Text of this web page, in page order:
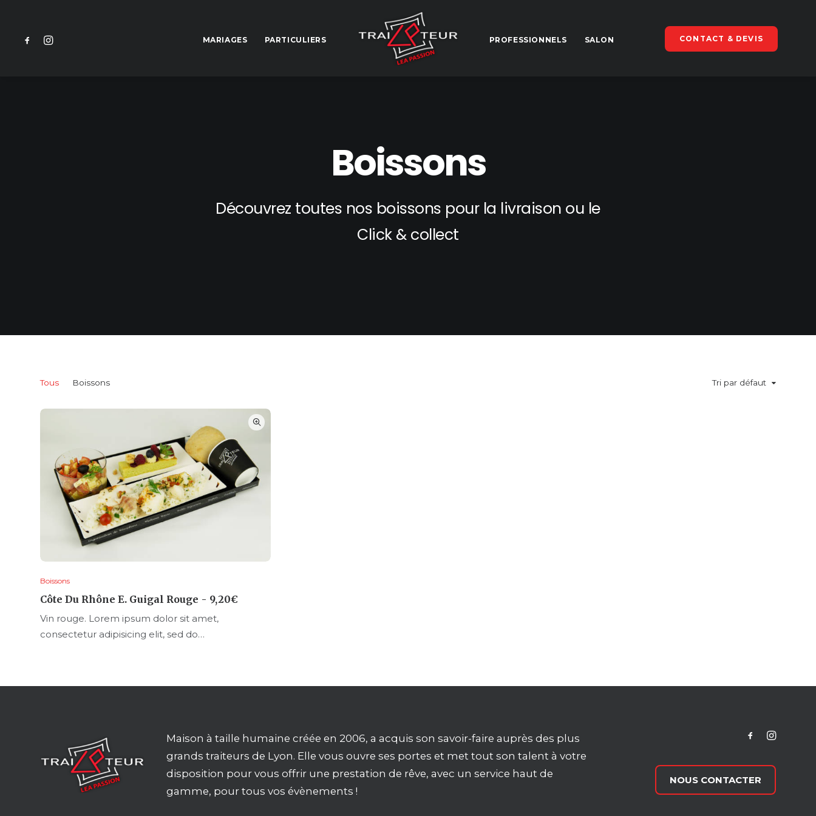
CONTACT & DEVIS
MARIAGES PARTICULIERS PROFESSIONNELS SALON
Boissons
Découvrez toutes nos boissons pour la livraison ou le
Click & collect
Tous Boissons Tri par défaut
Boissons
Côte Du Rhône E. Guigal Rouge 9,20€
Vin rouge. Lorem ipsum dolor sit amet,
consectetur adipisicing elit, sed do…
Maison à taille humaine créée en 2006, a acquis son savoir-faire auprès des plus
grands traiteurs de Lyon. Elle vous ouvre ses portes et met tout son talent à votre
disposition pour vous offrir une prestation de rêve, avec un service haut de
gamme, pour tous vos évènements !
NOUS CONTACTER